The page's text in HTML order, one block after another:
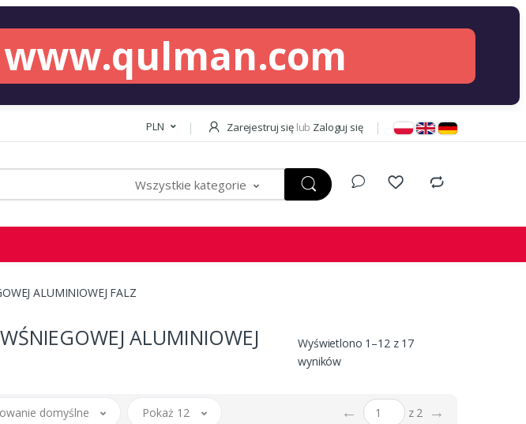
www.qulman.com
PLN Zarejestruj się lub Zaloguj się
Wszystkie kategorie
ALUMINIOWEJ FALZ
ALUMINIOWEJ
Wyświetlono 1–12 z 17
wyników
domyślne Pokaż 12 ← z 2 →